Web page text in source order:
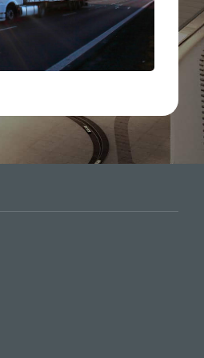
Kullandırılmaması Hakkında